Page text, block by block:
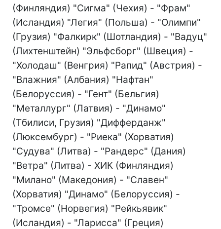
(Финляндия) "Сигма" (Чехия) - "Фрам"
(Исландия) "Легия" (Польша) - "Олимпи"
(Грузия) "Фалкирк" (Шотландия) - "Вадуц"
(Лихтенштейн) "Эльфсборг" (Швеция) -
"Холодаш" (Венгрия) "Рапид" (Австрия) -
"Влажния" (Албания) "Нафтан"
(Белоруссия) - "Гент" (Бельгия)
"Металлург" (Латвия) - "Динамо"
(Тбилиси, Грузия) "Дифферданж"
(Люксембург) - "Риека" (Хорватия)
"Судува" (Литва) - "Рандерс" (Дания)
"Ветра" (Литва) - ХИК (Финляндия)
"Милано" (Македония) - "Славен"
(Хорватия) "Динамо" (Белоруссия) -
"Тромсе" (Норвегия) "Рейкьявик"
(Исландия) - "Ларисса" (Греция)